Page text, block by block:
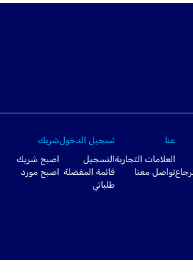
عنا
العلامات التجارية
تواصل معنا
تسجيل الدخول
التسجيل
قائمة المفضلة
طلباتي
شريك
اصبح شريك
اصبح مورد